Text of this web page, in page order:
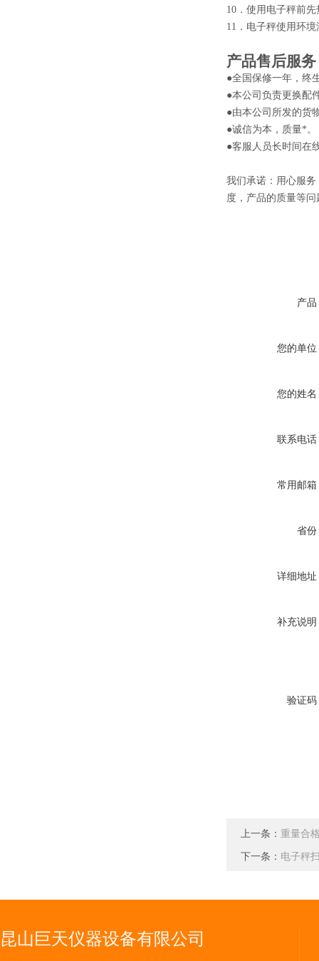
10．使用电子秤前
11．电子秤使用环
产品售后服
●全国保修一年，终
●本公司负责更换配
●由本公司所发的货
●诚信为本，质量*。
●客服人员长时间在
我们承诺：用心服
度，产品的质量等
产品
您的单位
您的姓名
联系电话
常用邮箱
省份
详细地址
补充说明
验证码
上一条： 重量合
下一条： 电子秤
昆山巨天仪器设备有限公司